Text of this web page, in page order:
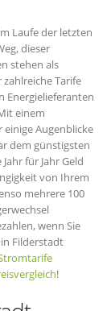
Laufe der letzten
dieser
stehen als
Tarife
Energielieferanten
einem
Augenblicke
dem günstigsten
für Jahr Geld
von Ihrem
mehrere 100
wenn Sie
Filderstadt
!